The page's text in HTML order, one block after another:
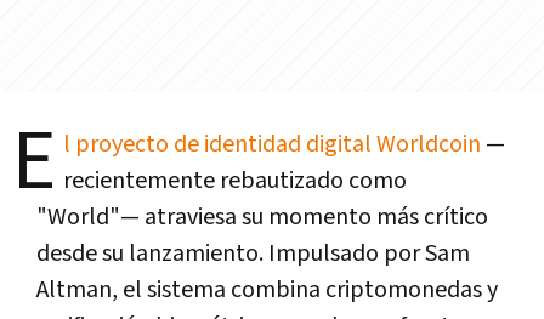
E l proyecto de identidad digitalWorldcoin —
recientemente rebautizado como
"World"— atraviesa su momento más crítico
desde su lanzamiento. Impulsado porSam
Altman, el sistema combina criptomonedas y